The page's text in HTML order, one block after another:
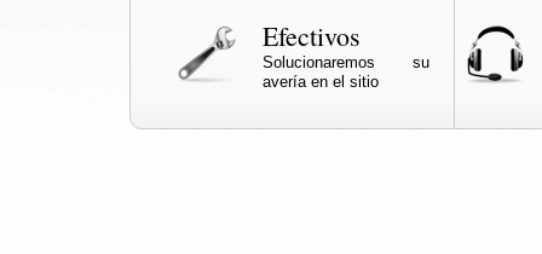
Efectivos
Solucionaremos su
avería en el sitio